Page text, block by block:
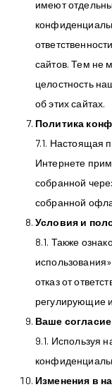
имеют
сайтов. Тем не
целостность
об этих сайтах.
Политика
7.1. Настоящая
Интернете
собранной
собранной
Условия и
8.1. Также
отказ от
регулирующие
Ваше согласие
9.1. Используя
Изменения в